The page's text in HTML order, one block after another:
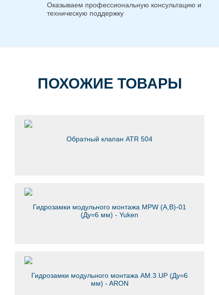
Оказываем профессиональную консультацию и
техническую поддержку
ПОХОЖИЕ ТОВАРЫ
Обратный клапан ATR 504
Гидрозамки модульного монтажа MPW (A,B)-01
(Ду=6 мм) - Yuken
Гидрозамки модульного монтажа AM.3.UP (Ду=6
мм) - ARON